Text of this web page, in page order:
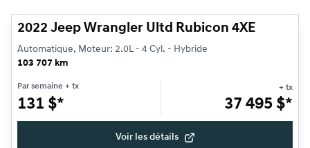
2022 Jeep Wrangler Ultd Rubicon 4XE
Automatique, Moteur: 2.0L - 4 Cyl. - Hybride
103 707 km
Par semaine + tx
131 $*
+ tx
37 495 $*
Voir les détails